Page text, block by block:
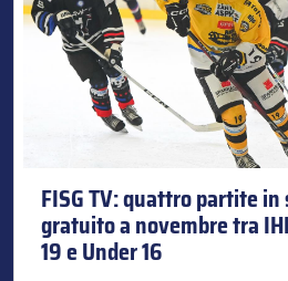
FISG TV: quattro partite
gratuito a novembre tra
19 e Under 16